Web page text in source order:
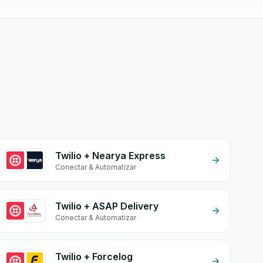
Twilio + Nearya Express
Conectar & Automatizar
Twilio + ASAP Delivery
Conectar & Automatizar
Twilio + Forcelog